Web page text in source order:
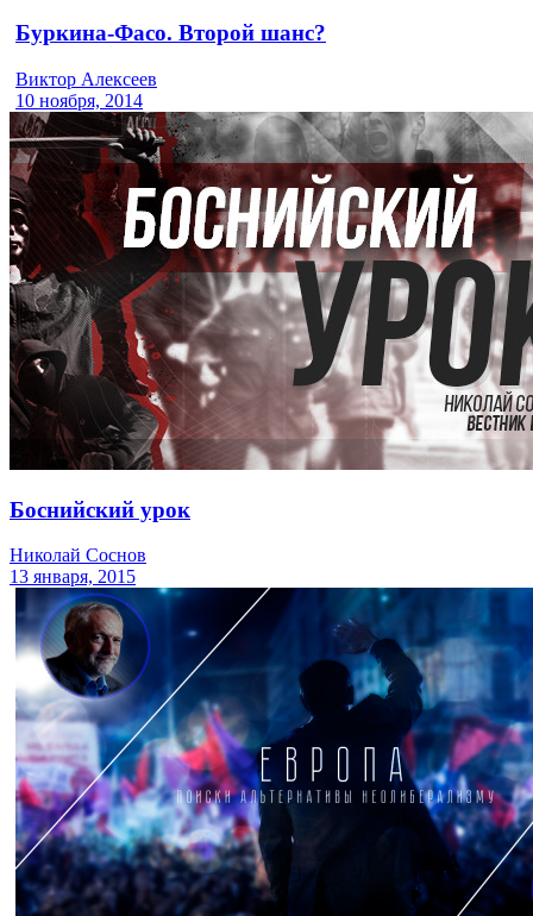
Буркина-Фасо. Второй шанс?
Виктор Алексеев
10 ноября, 2014
Боснийский урок
Николай Соснов
13 января, 2015